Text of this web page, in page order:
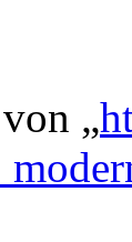
„